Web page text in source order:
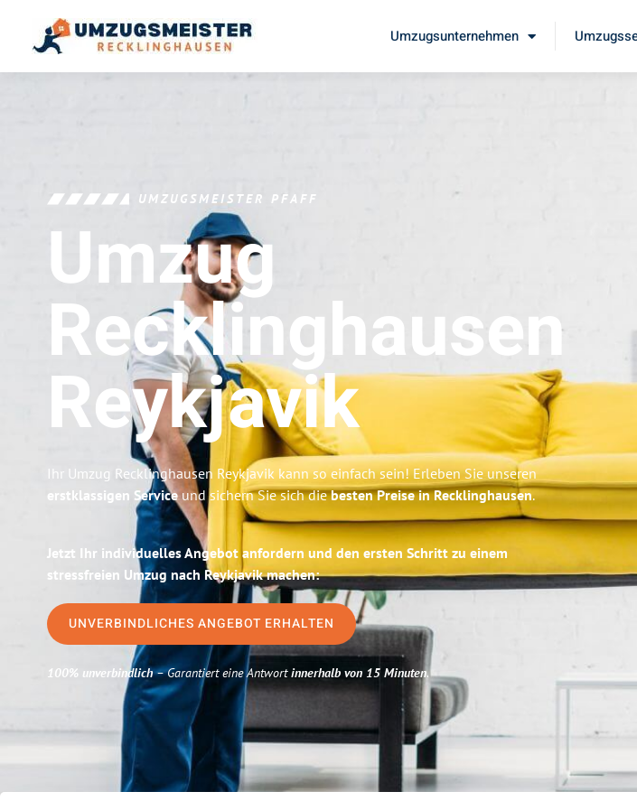
Umzugsunternehmen
UMZUGSMEISTER PFAFF
Umzug
Recklinghausen
Reykjavik
Ihr Umzug Recklinghausen Reykjavik kann so einfach sein! Erleben Sie unseren
erstklassigen Serviceund sichern Sie sich diebesten Preise in Recklinghausen.
Jetzt Ihr individuelles Angebot anfordern und den ersten Schritt zu einem
stressfreien Umzug nach Reykjavik machen:
UNVERBINDLICHES ANGEBOT ERHALTEN
100% unverbindlich– Garantiert eine Antwortinnerhalb von 15 Minuten.